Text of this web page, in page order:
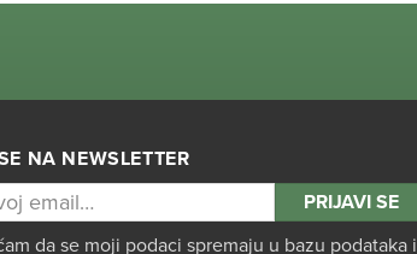
NA NEWSLETTER
da se moji podaci spremaju u bazu podataka i